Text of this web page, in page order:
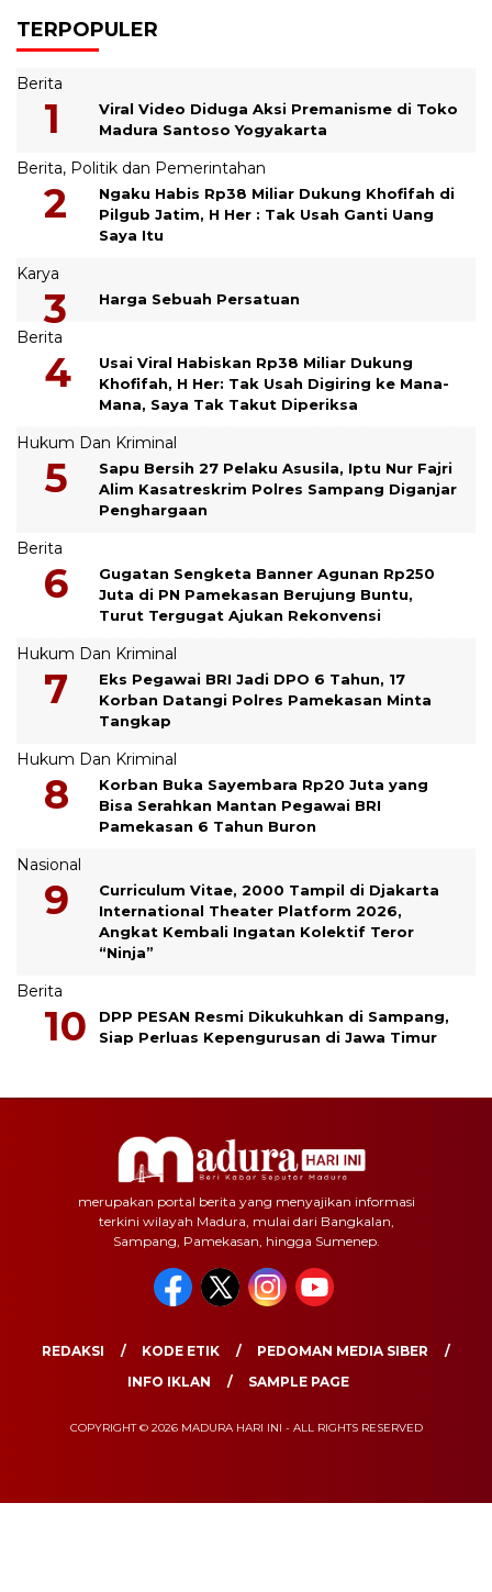
TERPOPULER
Berita
Viral Video Diduga Aksi Premanisme di Toko
Madura Santoso Yogyakarta
Berita, Politik dan Pemerintahan
Ngaku Habis Rp38 Miliar Dukung Khofifah di
Pilgub Jatim, H Her : Tak Usah Ganti Uang
Saya Itu
Karya
Harga Sebuah Persatuan
Berita
Usai Viral Habiskan Rp38 Miliar Dukung
Khofifah, H Her: Tak Usah Digiring ke Mana-
Mana, Saya Tak Takut Diperiksa
Hukum Dan Kriminal
Sapu Bersih 27 Pelaku Asusila, Iptu Nur Fajri
Alim Kasatreskrim Polres Sampang Diganjar
Penghargaan
Berita
Gugatan Sengketa Banner Agunan Rp250
Juta di PN Pamekasan Berujung Buntu,
Turut Tergugat Ajukan Rekonvensi
Hukum Dan Kriminal
Eks Pegawai BRI Jadi DPO 6 Tahun, 17
Korban Datangi Polres Pamekasan Minta
Tangkap
Hukum Dan Kriminal
Korban Buka Sayembara Rp20 Juta yang
Bisa Serahkan Mantan Pegawai BRI
Pamekasan 6 Tahun Buron
Nasional
Curriculum Vitae, 2000 Tampil di Djakarta
International Theater Platform 2026,
Angkat Kembali Ingatan Kolektif Teror
“Ninja”
Berita
DPP PESAN Resmi Dikukuhkan di Sampang,
Siap Perluas Kepengurusan di Jawa Timur
merupakan portal berita yang menyajikan informasi
terkini wilayah Madura, mulai dari Bangkalan,
Sampang, Pamekasan, hingga Sumenep.
REDAKSI KODE ETIK
PEDOMAN MEDIA SIBER
INFO IKLAN
SAMPLE PAGE
COPYRIGHT © 2026 MADURA HARI INI - ALL RIGHTS RESERVED